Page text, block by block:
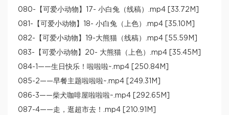
080-【可爱小动物】17- 小白兔（线稿）.mp4 [33.72M]
081-【可爱小动物】18- 小白兔（上色）.mp4 [35.10M]
082-【可爱小动物】19-大熊猫（线稿）.mp4 [55.59M]
083-【可爱小动物】20- 大熊猫（上色）.mp4 [35.45M]
084-1——生日快乐！啦啦啦~.mp4 [250.84M]
085-2——早餐主题啦啦啦~.mp4 [249.31M]
086-3——柴犬咖啡屋啦啦啦~.mp4 [292.65M]
087-4——走，逛超市去！.mp4 [210.91M]